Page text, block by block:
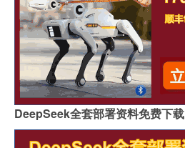
DeepSeek全套部署资料免费下载